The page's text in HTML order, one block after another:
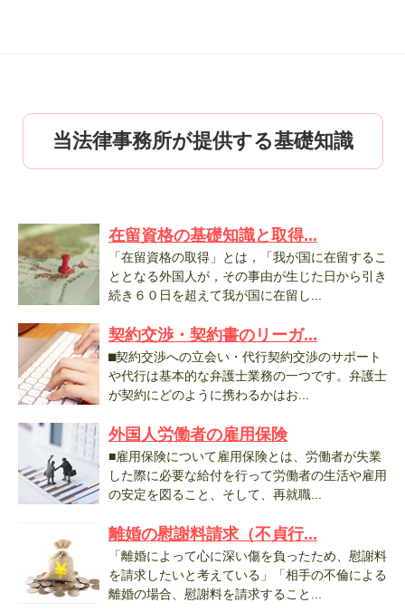
当法律事務所が提供する基礎知識
在留資格の基礎知識と取得...
「在留資格の取得」とは，「我が国に在留するこ
ととなる外国人が，その事由が生じた日から引き
続き６０日を超えて我が国に在留し...
契約交渉・契約書のリーガ...
⬛︎契約交渉への立会い・代行契約交渉のサポート
や代行は基本的な弁護士業務の一つです。弁護士
が契約にどのように携わるかはお...
外国人労働者の雇用保険
■雇用保険について雇用保険とは、労働者が失業
した際に必要な給付を行って労働者の生活や雇用
の安定を図ること、そして、再就職...
離婚の慰謝料請求（不貞行...
「離婚によって心に深い傷を負ったため、慰謝料
を請求したいと考えている」「相手の不倫による
離婚の場合、慰謝料を請求すること...